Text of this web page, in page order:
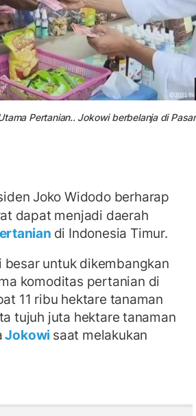
Pertanian.. Jokowi berbelanja di
Joko Widodo berharap
dapat menjadi daerah
di Indonesia Timur.
untuk dikembangkan
komoditas pertanian di
11 ribu hektare tanaman
tujuh juta hektare tanaman
Jokowi saat melakukan